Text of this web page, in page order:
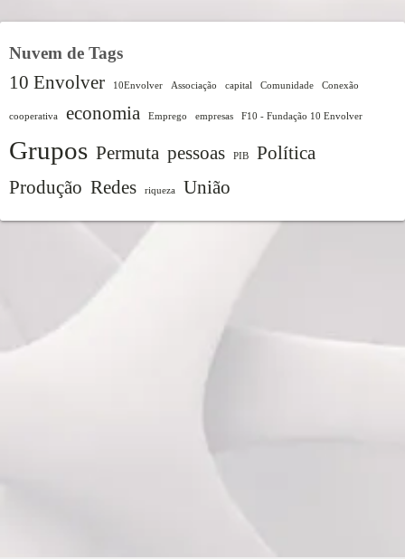
Nuvem de Tags
10 Envolver 10Envolver Associação capital Comunidade Conexão
cooperativa economia Emprego empresas F10 - Fundação 10 Envolver
Grupos Permuta pessoas PIB
Política
Produção Redes riqueza União